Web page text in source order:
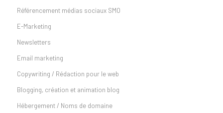
Référencement médias sociaux SMO
E-Marketing
Newsletters
Email marketing
Copywriting / Rédaction pour le web
Blogging, création et animation blog
Hébergement / Noms de domaine